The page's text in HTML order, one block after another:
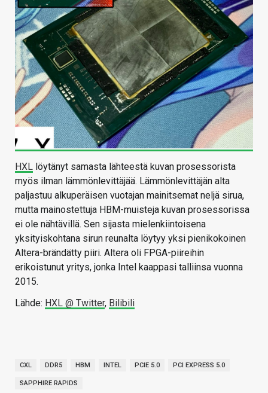
HXL löytänyt samasta lähteestä kuvan prosessorista
myös ilman lämmönlevittäjää. Lämmönlevittäjän alta
paljastuu alkuperäisen vuotajan mainitsemat neljä sirua,
mutta mainostettuja HBM-muisteja kuvan prosessorissa
ei ole nähtävillä. Sen sijasta mielenkiintoisena
yksityiskohtana sirun reunalta löytyy yksi pienikokoinen
Altera-brändätty piiri. Altera oli FPGA-piireihin
erikoistunut yritys, jonka Intel kaappasi talliinsa vuonna
2015.
Lähde: HXL @ Twitter, Bilibili
CXL DDR5 HBM INTEL PCIE 5.0 PCI EXPRESS 5.0
SAPPHIRE RAPIDS